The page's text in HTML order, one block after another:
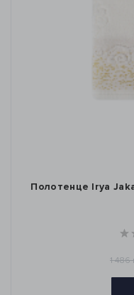
Полотенце Irya
1 486